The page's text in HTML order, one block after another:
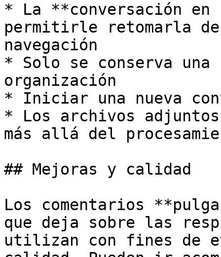
* La **conversación en
permitirle retomarla
navegación
* Solo se conserva
organización
* Iniciar una nueva
* Los archivos
más allá del
## Mejoras y calidad
Los comentarios
que deja sobre las
utilizan con fines de